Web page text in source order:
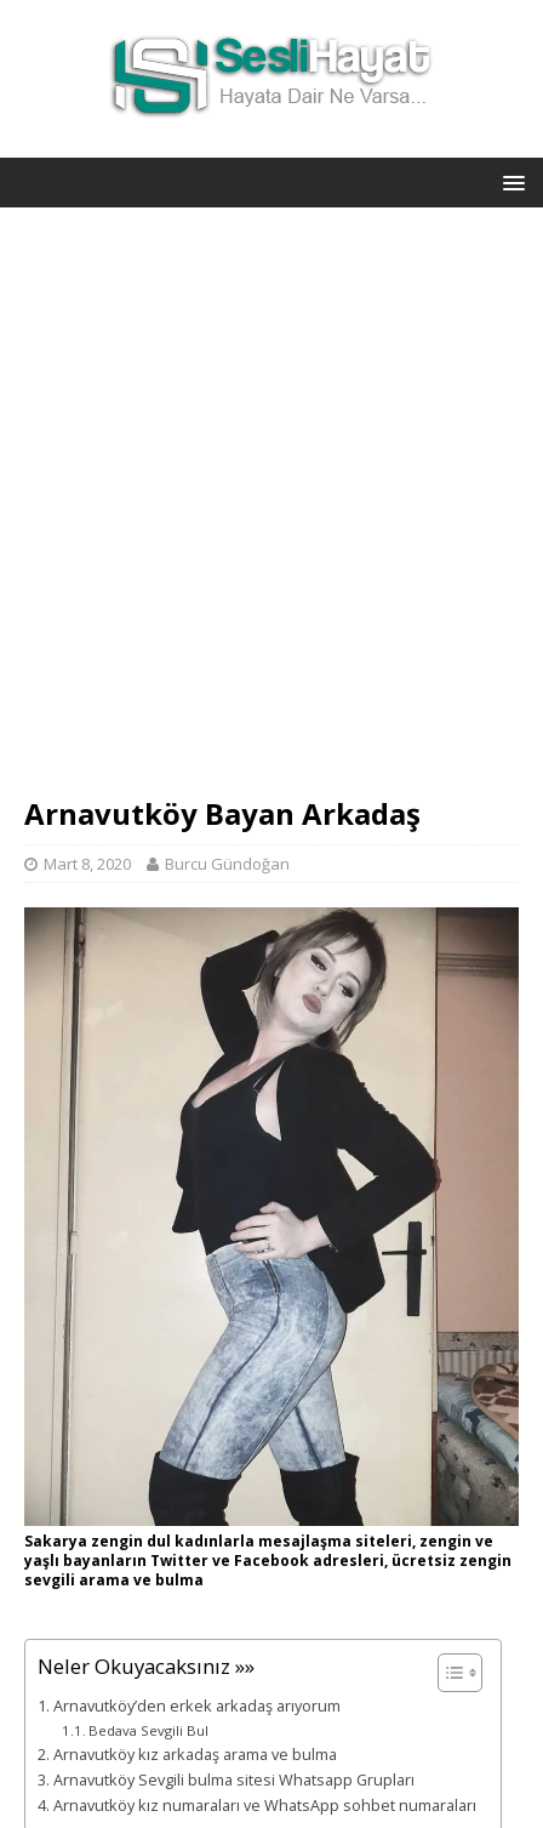
Arnavutköy Bayan Arkadaş
Mart 8, 2020 Burcu Gündoğan
Sakarya zengin dul kadınlarla mesajlaşma siteleri, zengin ve
yaşlı bayanların Twitter ve Facebook adresleri, ücretsiz zengin
sevgili arama ve bulma
Neler Okuyacaksınız »»
Arnavutköy’den erkek arkadaş arıyorum
Bedava Sevgili Bul
Arnavutköy kız arkadaş arama ve bulma
Arnavutköy Sevgili bulma sitesi Whatsapp Grupları
Arnavutköy kız numaraları ve WhatsApp sohbet numaraları